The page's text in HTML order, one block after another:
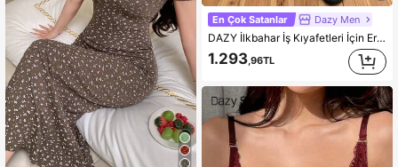
En Çok Satanlar Dazy Men
DAZY İlkbahar İş Kıyafetleri İçin Erkekler İçin Günlük Çok Amaçlı Beyaz Takım Pantolonu
1.293,96TL